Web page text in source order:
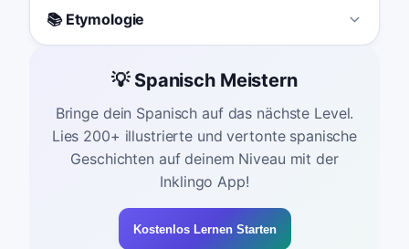
📚 Etymologie
💡 Spanisch Meistern
Bringe dein Spanisch auf das nächste Level.
Lies 200+ illustrierte und vertonte spanische
Geschichten auf deinem Niveau mit der
Inklingo App!
Kostenlos Lernen Starten